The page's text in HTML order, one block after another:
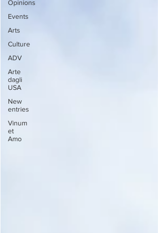
Opinions
Events
Arts
Culture
ADV
Arte
dagli
USA
New
entries
Vinum
et
Amo